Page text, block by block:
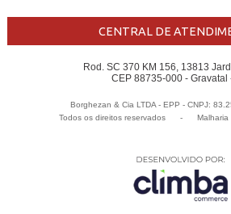
CENTRAL DE
Rod. SC 370 KM 156, 13813
CEP 88735-000 - Gravatal
Borghezan & Cia LTDA - EPP - CNPJ:
Todos os direitos reservados
- Malharia